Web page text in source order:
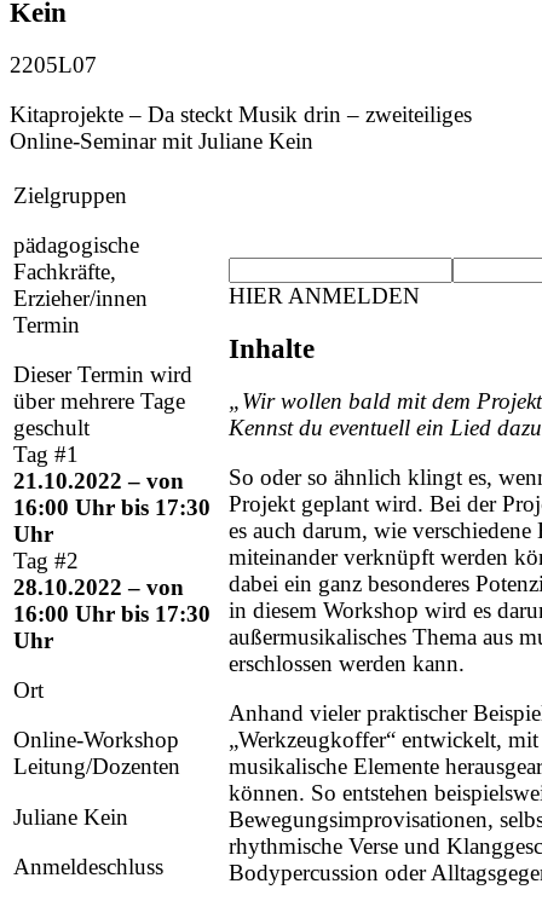
Kein
2205L07
Kitaprojekte – Da steckt Musik drin – zweiteiliges
Online-Seminar mit Juliane Kein
Zielgruppen
pädagogische
Fachkräfte,
Erzieher/innen
Termin
Dieser Termin wird
über mehrere Tage
geschult
Tag #1
21.10.2022 – von
16:00 Uhr bis 17:30
Uhr
Tag #2
28.10.2022 – von
16:00 Uhr bis 17:30
Uhr
Ort
Online-Workshop
Leitung/Dozenten
Juliane Kein
Anmeldeschluss
HIER ANMELDEN
Inhalte
„Wir wollen bald mit dem
Kennst du eventuell ein Lied
So oder so ähnlich klingt es,
Projekt geplant wird. Bei der
es auch darum, wie
miteinander verknüpft werden
dabei ein ganz besonderes
in diesem Workshop wird es
außermusikalisches Thema aus
erschlossen werden kann.
Anhand vieler praktischer
„Werkzeugkoffer“ entwickelt,
musikalische Elemente
können. So entstehen
Bewegungsimprovisationen,
rhythmische Verse und
Bodypercussion oder